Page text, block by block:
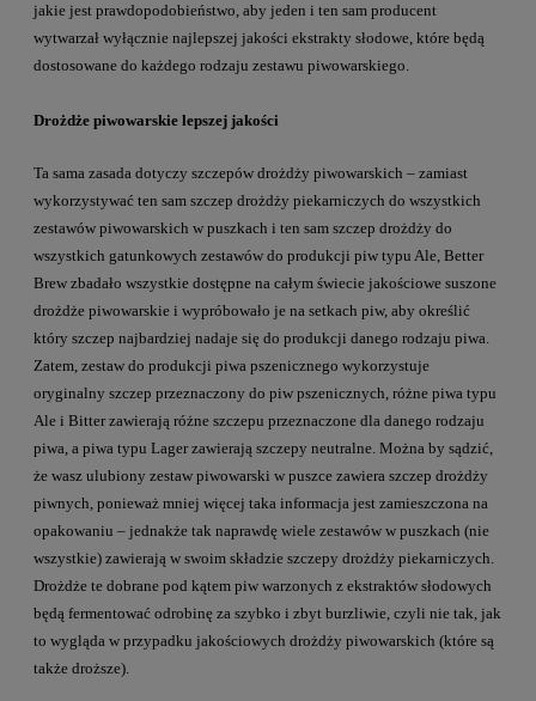
jakie jest prawdopodobieństwo, aby jeden i ten sam producent
wytwarzał wyłącznie najlepszej jakości ekstrakty słodowe, które będą
dostosowane do każdego rodzaju zestawu piwowarskiego.
Drożdże piwowarskie lepszej jakości
Ta sama zasada dotyczy szczepów drożdży piwowarskich – zamiast
wykorzystywać ten sam szczep drożdży piekarniczych do wszystkich
zestawów piwowarskich w puszkach i ten sam szczep drożdży do
wszystkich gatunkowych zestawów do produkcji piw typu Ale, Better
Brew zbadało wszystkie dostępne na całym świecie jakościowe suszone
drożdże piwowarskie i wypróbowało je na setkach piw, aby określić
który szczep najbardziej nadaje się do produkcji danego rodzaju piwa.
Zatem, zestaw do produkcji piwa pszenicznego wykorzystuje
oryginalny szczep przeznaczony do piw pszenicznych, różne piwa typu
Ale i Bitter zawierają różne szczepu przeznaczone dla danego rodzaju
piwa, a piwa typu Lager zawierają szczepy neutralne. Można by sądzić,
że wasz ulubiony zestaw piwowarski w puszce zawiera szczep drożdży
piwnych, ponieważ mniej więcej taka informacja jest zamieszczona na
opakowaniu – jednakże tak naprawdę wiele zestawów w puszkach (nie
wszystkie) zawierają w swoim składzie szczepy drożdży piekarniczych.
Drożdże te dobrane pod kątem piw warzonych z ekstraktów słodowych
będą fermentować odrobinę za szybko i zbyt burzliwie, czyli nie tak, jak
to wygląda w przypadku jakościowych drożdży piwowarskich (które są
także droższe).